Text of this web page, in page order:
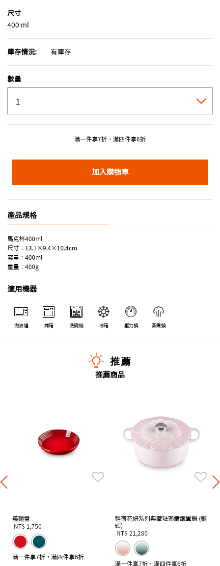
尺寸
400 ml
庫存情況: 有庫存
數量
滿一件享7折，滿四件享6折
加入購物車
產品規格
馬克杯400ml
尺寸：13.1×9.4×10.4cm
容量：400ml
重量：400g
適用機器
微波爐 烤箱 洗碗機 冰箱 壓力鍋 蒸煮鍋
推薦
推薦商品
義麵盤
NT$ 1,750
滿一件享7折，滿四件享6折
輕荷花妍系列典藏琺瑯鑄鐵圓鍋 (鋼
頭)
NT$ 21,280
滿一件享7折，滿四件享6折